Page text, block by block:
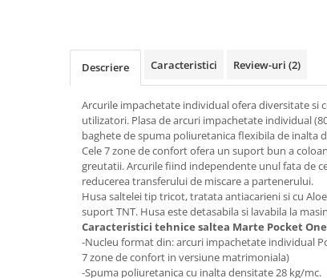
Top saltele MemoHR 6.5 cm
Saltele ieftine
Saltele cu plasa de arcuri
Saltele cu spuma
Mobila bucatarie
Seturi mese si scaune bucatarie
Suporturi si rafturi pantofi
Portmantouri
Seturi mobilier hol
Stender haine
Descriere Caracteristici Review-uri (2)
Arcurile impachetate individual ofera diversitate si
utilizatori. Plasa de arcuri impachetate individual
baghete de spuma poliuretanica flexibila de inalta
Cele 7 zone de confort ofera un suport bun a
greutatii. Arcurile fiind independente unul fata de
reducerea transferului de miscare a partenerului.
Husa saltelei tip tricot, tratata antiacarieni si cu
suport TNT. Husa este detasabila si lavabila la
Caracteristici tehnice saltea Marte Pocket One
-Nucleu format din: arcuri impachetate individual
7 zone de confort in versiune matrimoniala)
-Spuma poliuretanica cu inalta densitate 28 kg/mc.